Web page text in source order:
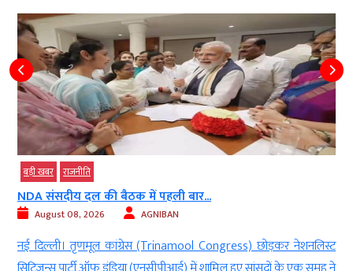
बड़ी खबर राजनीति
NDA संसदीय दल की बैठक में पहली बार...
August 08, 2026 AGNIBAN
नई दिल्ली। तृणमूल कांग्रेस (Trinamool Congress) छोड़कर नेशनलिस्ट